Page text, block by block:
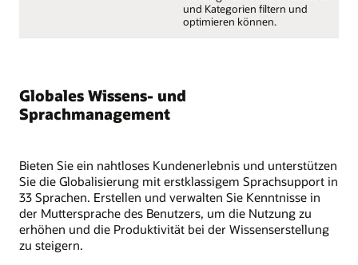
und Kategorien filtern und
optimieren können.
Globales Wissens- und
Sprachmanagement
Bieten Sie ein nahtloses Kundenerlebnis und unterstützen
Sie die Globalisierung mit erstklassigem Sprachsupport in
33 Sprachen. Erstellen und verwalten Sie Kenntnisse in
der Muttersprache des Benutzers, um die Nutzung zu
erhöhen und die Produktivität bei der Wissenserstellung
zu steigern.